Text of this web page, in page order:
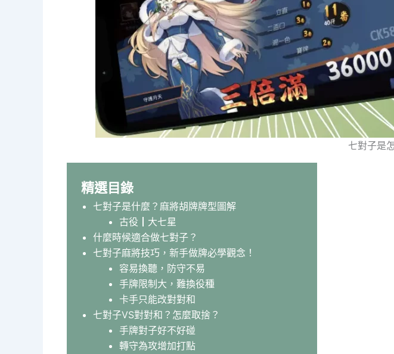
七對子是
精選目錄
七對子是什麼？麻將胡牌牌型圖解
古役┃大七星
什麼時候適合做七對子？
七對子麻將技巧，新手做牌必學觀念！
容易換聽，防守不易
手牌限制大，難換役種
卡手只能改對對和
七對子VS對對和？怎麼取捨？
手牌對子好不好碰
轉守為攻增加打點